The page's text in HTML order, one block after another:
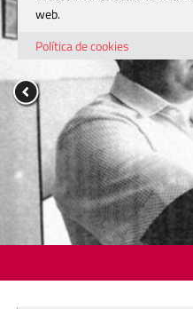
web.
Política de cookies